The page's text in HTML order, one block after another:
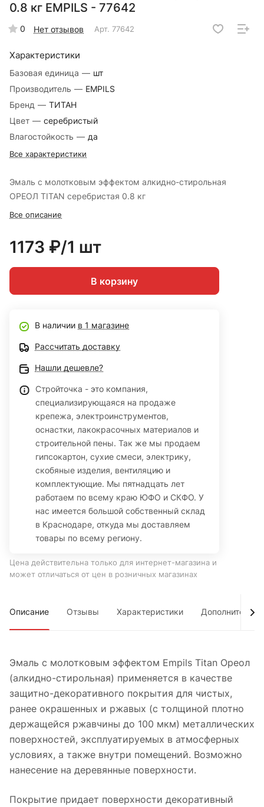
0.8 кг EMPILS - 77642
0 Нет отзывов Арт. 77642
Характеристики
Базовая единица — шт
Производитель — EMPILS
Бренд — ТИТАН
Цвет — серебристый
Влагостойкость — да
Все характеристики
Эмаль с молотковым эффектом алкидно-стирольная
ОРЕОЛ TITAN серебристая 0.8 кг
Все описание
1173 ₽/1 шт
В корзину
В наличии в 1 магазине
Рассчитать доставку
Нашли дешевле?
Стройточка - это компания,
специализирующаяся на продаже
крепежа, электроинструментов,
оснастки, лакокрасочных материалов и
строительной пены. Так же мы продаем
гипсокартон, сухие смеси, электрику,
скобяные изделия, вентиляцию и
комплектующие. Мы пятнадцать лет
работаем по всему краю ЮФО и СКФО. У
нас имеется большой собственный склад
в Краснодаре, откуда мы доставляем
товары по всему региону.
Цена действительна только для интернет-магазина и
может отличаться от цен в розничных магазинах
Описание Отзывы Характеристики Дополнительно
Эмаль с молотковым эффектом Empils Titan Ореол
(алкидно-стирольная) применяется в качестве
защитно-декоративного покрытия для чистых,
ранее окрашенных и ржавых (с толщиной плотно
держащейся ржавчины до 100 мкм) металлических
поверхностей, эксплуатируемых в атмосферных
условиях, а также внутри помещений. Возможно
нанесение на деревянные поверхности.
Покрытие придает поверхности декоративный